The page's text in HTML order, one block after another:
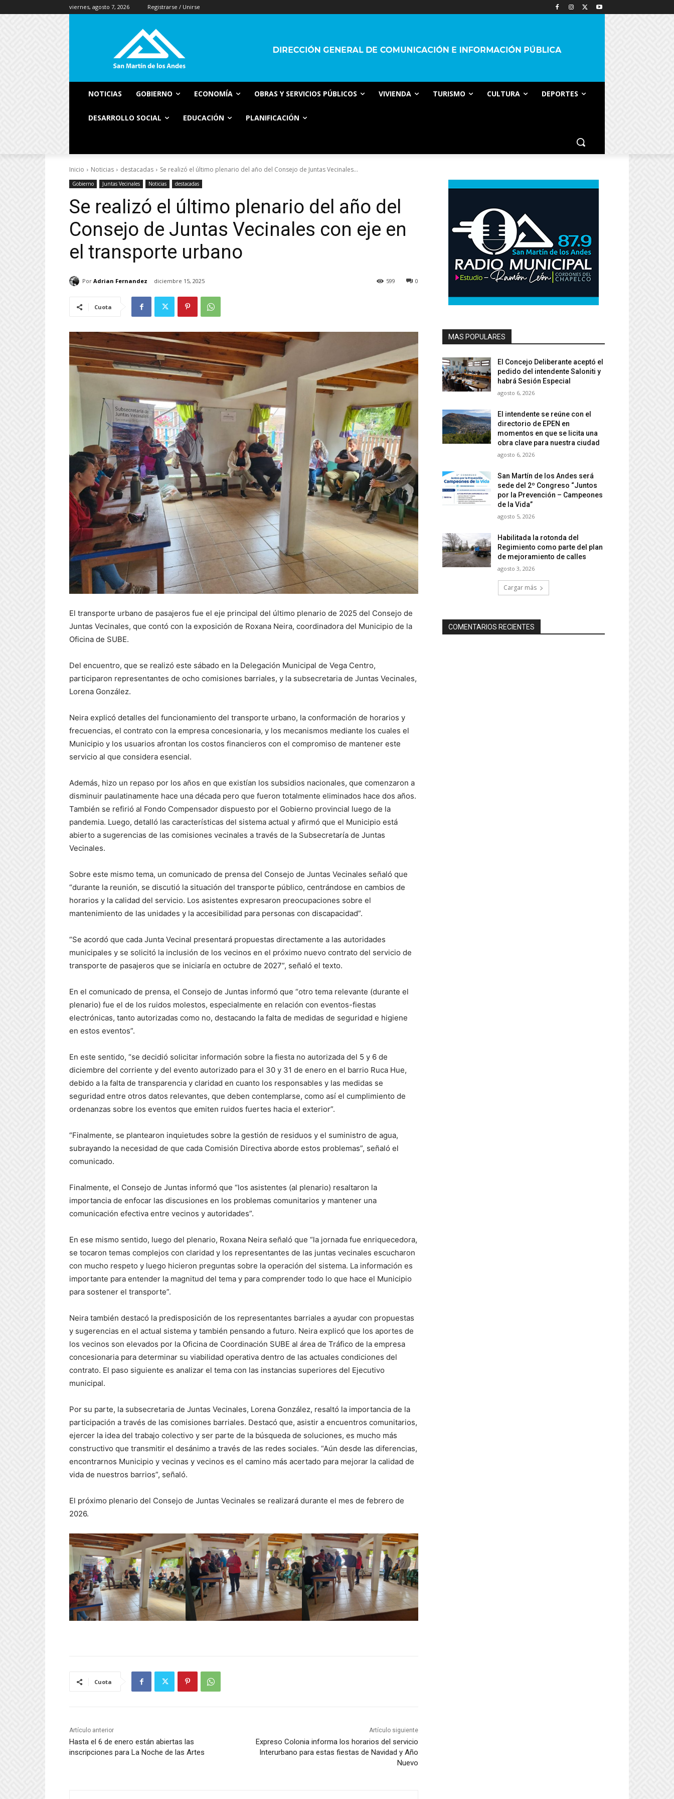
viernes, agosto 7, 2026 Registrarse / Unirse
NOTICIAS GOBIERNO ECONOMÍA OBRAS Y SERVICIOS PÚBLICOS VIVIENDA TURISMO CULTURA DEPORTES
DESARROLLO SOCIAL EDUCACIÓN PLANIFICACIÓN
Inicio Noticias destacadas Se realizó el último plenario del año del Consejo de Juntas Vecinales...
Gobierno Juntas Vecinales Noticias destacadas
Se realizó el último plenario del año del
Consejo de Juntas Vecinales con eje en
el transporte urbano
Por Adrian Fernandez diciembre 15, 2025 0
599
Cuota
El transporte urbano de pasajeros fue el eje principal del último plenario de 2025 del Consejo de
Juntas Vecinales, que contó con la exposición de Roxana Neira, coordinadora del Municipio de la
Oficina de SUBE.
Del encuentro, que se realizó este sábado en la Delegación Municipal de Vega Centro,
participaron representantes de ocho comisiones barriales, y la subsecretaria de Juntas Vecinales,
Lorena González.
Neira explicó detalles del funcionamiento del transporte urbano, la conformación de horarios y
frecuencias, el contrato con la empresa concesionaria, y los mecanismos mediante los cuales el
Municipio y los usuarios afrontan los costos financieros con el compromiso de mantener este
servicio al que considera esencial.
Además, hizo un repaso por los años en que existían los subsidios nacionales, que comenzaron a
disminuir paulatinamente hace una década pero que fueron totalmente eliminados hace dos años.
También se refirió al Fondo Compensador dispuesto por el Gobierno provincial luego de la
pandemia. Luego, detalló las características del sistema actual y afirmó que el Municipio está
abierto a sugerencias de las comisiones vecinales a través de la Subsecretaría de Juntas
Vecinales.
Sobre este mismo tema, un comunicado de prensa del Consejo de Juntas Vecinales señaló que
“durante la reunión, se discutió la situación del transporte público, centrándose en cambios de
horarios y la calidad del servicio. Los asistentes expresaron preocupaciones sobre el
mantenimiento de las unidades y la accesibilidad para personas con discapacidad”.
“Se acordó que cada Junta Vecinal presentará propuestas directamente a las autoridades
municipales y se solicitó la inclusión de los vecinos en el próximo nuevo contrato del servicio de
transporte de pasajeros que se iniciaría en octubre de 2027”, señaló el texto.
En el comunicado de prensa, el Consejo de Juntas informó que “otro tema relevante (durante el
plenario) fue el de los ruidos molestos, especialmente en relación con eventos-fiestas
electrónicas, tanto autorizadas como no, destacando la falta de medidas de seguridad e higiene
en estos eventos”.
En este sentido, “se decidió solicitar información sobre la fiesta no autorizada del 5 y 6 de
diciembre del corriente y del evento autorizado para el 30 y 31 de enero en el barrio Ruca Hue,
debido a la falta de transparencia y claridad en cuanto los responsables y las medidas se
seguridad entre otros datos relevantes, que deben contemplarse, como así el cumplimiento de
ordenanzas sobre los eventos que emiten ruidos fuertes hacia el exterior”.
“Finalmente, se plantearon inquietudes sobre la gestión de residuos y el suministro de agua,
subrayando la necesidad de que cada Comisión Directiva aborde estos problemas”, señaló el
comunicado.
Finalmente, el Consejo de Juntas informó que “los asistentes (al plenario) resaltaron la
importancia de enfocar las discusiones en los problemas comunitarios y mantener una
comunicación efectiva entre vecinos y autoridades”.
En ese mismo sentido, luego del plenario, Roxana Neira señaló que “la jornada fue enriquecedora,
se tocaron temas complejos con claridad y los representantes de las juntas vecinales escucharon
con mucho respeto y luego hicieron preguntas sobre la operación del sistema. La información es
importante para entender la magnitud del tema y para comprender todo lo que hace el Municipio
para sostener el transporte”.
Neira también destacó la predisposición de los representantes barriales a ayudar con propuestas
y sugerencias en el actual sistema y también pensando a futuro. Neira explicó que los aportes de
los vecinos son elevados por la Oficina de Coordinación SUBE al área de Tráfico de la empresa
concesionaria para determinar su viabilidad operativa dentro de las actuales condiciones del
contrato. El paso siguiente es analizar el tema con las instancias superiores del Ejecutivo
municipal.
Por su parte, la subsecretaria de Juntas Vecinales, Lorena González, resaltó la importancia de la
participación a través de las comisiones barriales. Destacó que, asistir a encuentros comunitarios,
ejercer la idea del trabajo colectivo y ser parte de la búsqueda de soluciones, es mucho más
constructivo que transmitir el desánimo a través de las redes sociales. “Aún desde las diferencias,
encontrarnos Municipio y vecinas y vecinos es el camino más acertado para mejorar la calidad de
vida de nuestros barrios”, señaló.
El próximo plenario del Consejo de Juntas Vecinales se realizará durante el mes de febrero de
2026.
Cuota
Artículo anterior
Hasta el 6 de enero están abiertas las
inscripciones para La Noche de las Artes
Artículo siguiente
Expreso Colonia informa los horarios del servicio
Interurbano para estas fiestas de Navidad y Año
Nuevo
MAS POPULARES
El Concejo Deliberante aceptó el
pedido del intendente Saloniti y
habrá Sesión Especial
agosto 6, 2026
El intendente se reúne con el
directorio de EPEN en
momentos en que se licita una
obra clave para nuestra ciudad
agosto 6, 2026
San Martín de los Andes será
sede del 2º Congreso “Juntos
por la Prevención – Campeones
de la Vida”
agosto 5, 2026
Habilitada la rotonda del
Regimiento como parte del plan
de mejoramiento de calles
agosto 3, 2026
Cargar más
COMENTARIOS RECIENTES